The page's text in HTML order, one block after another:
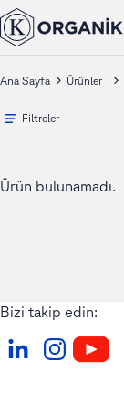
Ana Sayfa Ürünler
Filtreler
Ürün bulunamadı.
Bizi takip edin: